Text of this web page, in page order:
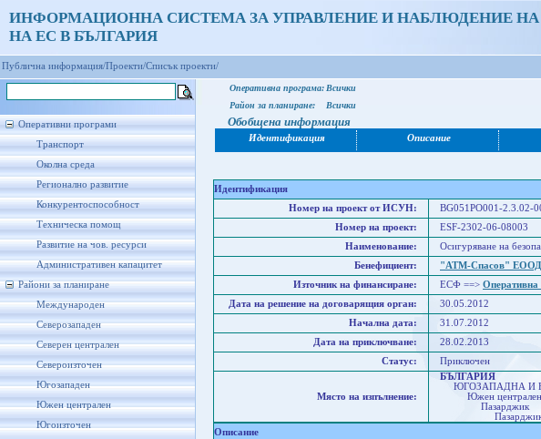
ИНФОРМАЦИОННА СИСТЕМА ЗА УПРАВЛЕНИЕ И НАБЛЮДЕНИЕ
НА ЕС В БЪЛГАРИЯ
Публична информация/Проекти/Списък проекти/
Оперативни програми
Транспорт
Околна среда
Регионално развитие
Конкурентоспособност
Техническа помощ
Развитие на чов. ресурси
Административен капацитет
Райони за планиране
Международен
Северозападен
Северен централен
Североизточен
Югозападен
Южен централен
Югоизточен
Оперативна програма: Всички
Район за планиране:
Всички
Обобщена информация
Идентификация Описание
Идентификация
Номер на проект от ИСУН:
BG051PO001-2.3.02-
Номер на проект:
ESF-2302-06-08003
Наименование:
Осигуряване на
Бенефициент:
"АТМ-Спасов" ЕООД
Източник на финансиране:
ЕСФ ==> Оперативна
Дата на решение на договарящия орган:
30.05.2012
Начална дата:
31.07.2012
Дата на приключване:
28.02.2013
Статус:
Приключен
Място на изпълнение:
БЪЛГАРИЯ
ЮГОЗАПАДНА И
Южен централен
Пазарджик
Описание